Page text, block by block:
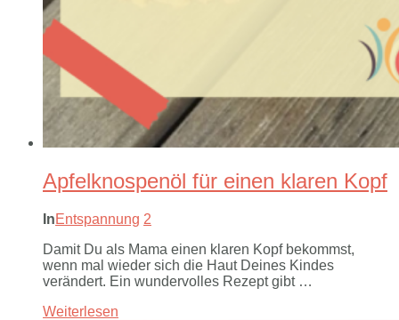
Apfelknospenöl für einen klaren Kopf
InEntspannung 2
Damit Du als Mama einen klaren Kopf bekommst,
wenn mal wieder sich die Haut Deines Kindes
verändert. Ein wundervolles Rezept gibt …
Weiterlesen